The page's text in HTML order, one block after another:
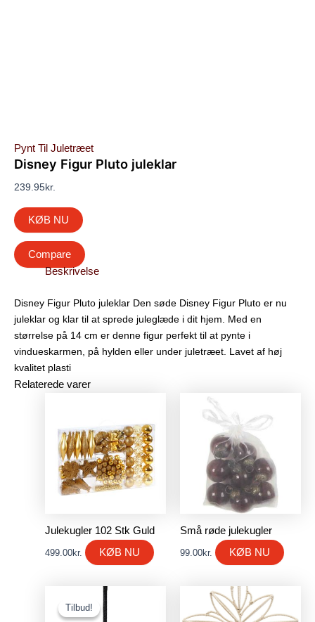
Pynt Til Juletræet
Disney Figur Pluto juleklar
239.95kr.
KØB NU
Compare
Beskrivelse
Disney Figur Pluto juleklar Den søde Disney Figur Pluto er nu
juleklar og klar til at sprede juleglæde i dit hjem. Med en
størrelse på 14 cm er denne figur perfekt til at pynte i
vindueskarmen, på hylden eller under juletræet. Lavet af høj
kvalitet plasti
Relaterede varer
Julekugler 102 Stk Guld
499.00kr. KØB NU
Små røde julekugler
99.00kr. KØB NU
Tilbud!
Tilbud!oprindelige
pris